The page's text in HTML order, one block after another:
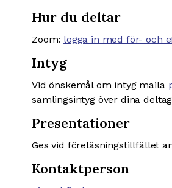
Hur du deltar
Zoom: logga in med för- och
Intyg
Vid önskemål om intyg maila
samlingsintyg över dina
Presentationer
Ges vid föreläsningstillfället
Kontaktperson